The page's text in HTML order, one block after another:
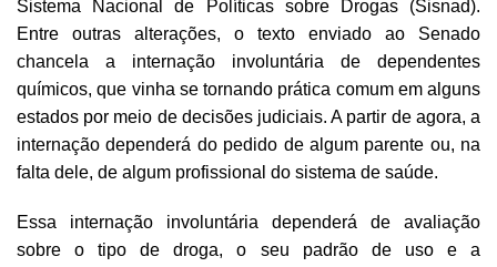
Sistema Nacional de Políticas sobre Drogas (Sisnad).
Entre outras alterações, o texto enviado ao Senado
chancela a internação involuntária de dependentes
químicos, que vinha se tornando prática comum em alguns
estados por meio de decisões judiciais. A partir de agora, a
internação dependerá do pedido de algum parente ou, na
falta dele, de algum profissional do sistema de saúde.
Essa internação involuntária dependerá de avaliação
sobre o tipo de droga, o seu padrão de uso e a